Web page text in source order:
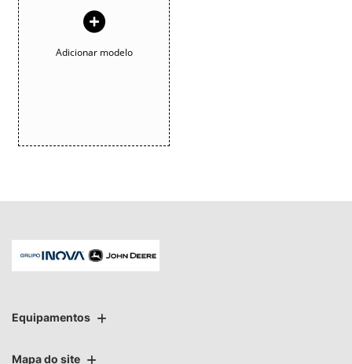
Adicionar modelo
Equipamentos
Mapa do site